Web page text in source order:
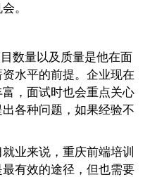
。
数量以及质量是他在面
水平的前提。企业现在
，面试时也会重点关心
各种问题，如果经验不
来说，重庆前端培训
有效的途径，但也需要